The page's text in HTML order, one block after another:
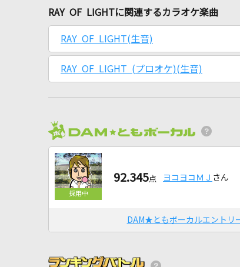
RAY OF LIGHTに関連するカラオケ楽曲
RAY OF LIGHT(生音)
RAY OF LIGHT (プロオケ)(生音)
92.345点 ヨコヨコＭＪ さん
DAM★ともボーカルエントリ